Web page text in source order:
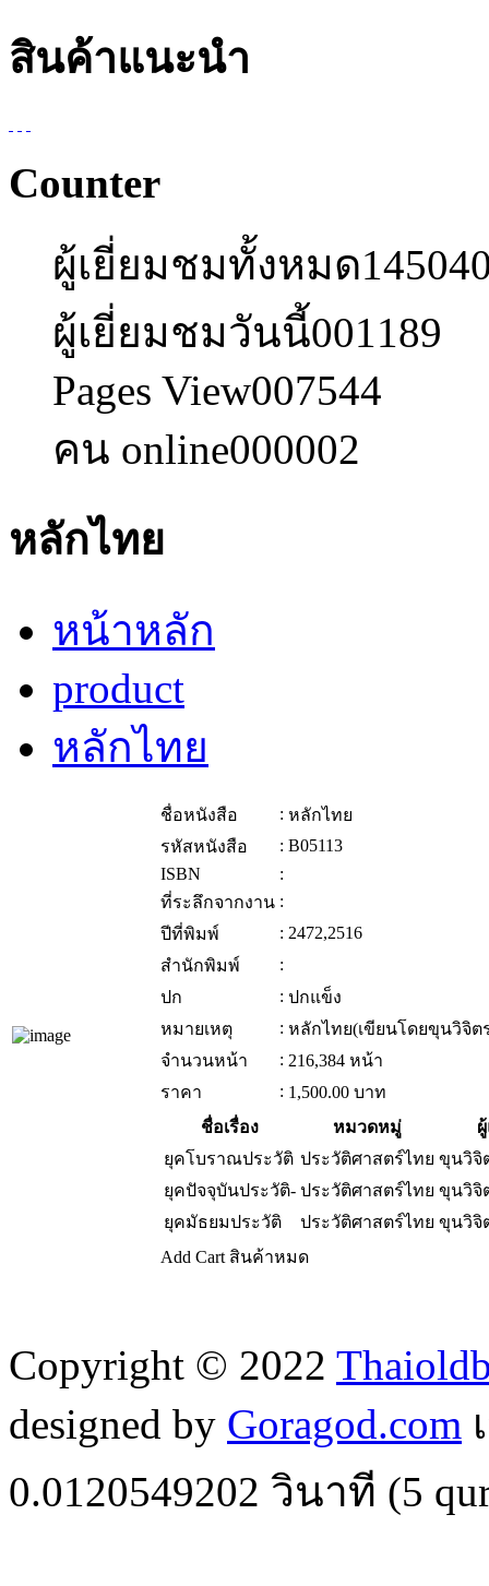
สินค้าแนะนำ
Counter
ผู้เยี่ยมชมทั้งหมด
ผู้เยี่ยมชมวันนี้001189
Pages View007544
คน online000002
หลักไทย
หน้าหลัก
product
หลักไทย
ชื่อหนังสือ : หลักไทย
รหัสหนังสือ
: B05113
ISBN
:
ที่ระลึกจากงาน :
ปีที่พิมพ์
: 2472,2516
สำนักพิมพ์
:
ปก
: ปกแข็ง
หมายเหตุ
: หลักไทย(เขียนโดยขุนวิจิต
จำนวนหน้า
: 216,384 หน้า
ราคา
: 1,500.00 บาท
ชื่อเรื่อง
หมวดหมู่
ยุคโบราณประวัติ ประวัติศาสตร์ไทย ขุนวิจิ
ยุคปัจจุบันประวัติ- ประวัติศาสตร์ไทย ขุนวิจิ
ยุคมัธยมประวัติ
ประวัติศาสตร์ไทย ขุนวิจิ
Add Cart สินค้าหมด
Copyright © 2022
designed by Goragod.com
0.0120549202 วินาที (5